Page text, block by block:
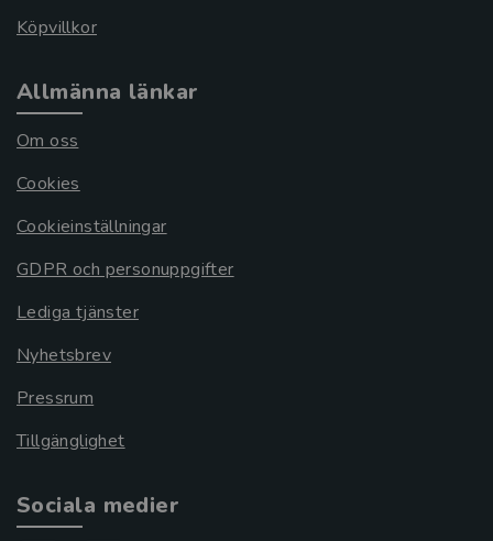
Köpvillkor
Allmänna länkar
Om oss
Cookies
Cookieinställningar
GDPR och personuppgifter
Lediga tjänster
Nyhetsbrev
Pressrum
Tillgänglighet
Sociala medier